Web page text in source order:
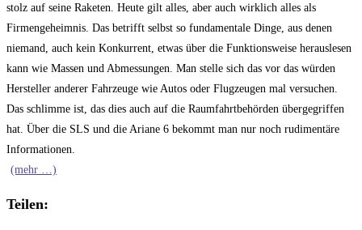
stolz auf seine Raketen. Heute gilt alles, aber auch wirklich alles als
Firmengeheimnis. Das betrifft selbst so fundamentale Dinge, aus denen
niemand, auch kein Konkurrent, etwas über die Funktionsweise herauslesen
kann wie Massen und Abmessungen. Man stelle sich das vor das würden
Hersteller anderer Fahrzeuge wie Autos oder Flugzeugen mal versuchen.
Das schlimme ist, das dies auch auf die Raumfahrtbehörden übergegriffen
hat. Über die SLS und die Ariane 6 bekommt man nur noch rudimentäre
Informationen.
(mehr …)
Teilen: